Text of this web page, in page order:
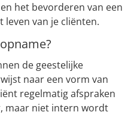
het bevorderen van een
van je cliënten.
de geestelijke
naar een vorm van
regelmatig afspraken
maar niet intern wordt